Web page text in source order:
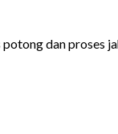
dan proses